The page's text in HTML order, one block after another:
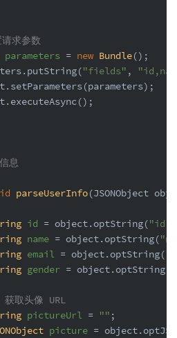
求参数
parameters = new Bundle();
"fields" ,
息
parseUserInfo(JSONObject
id = object.optString("id"
name = object.optString(
email = object.optString(
gender = object.optString(
取头像 URL
pictureUrl = "" ;
picture =